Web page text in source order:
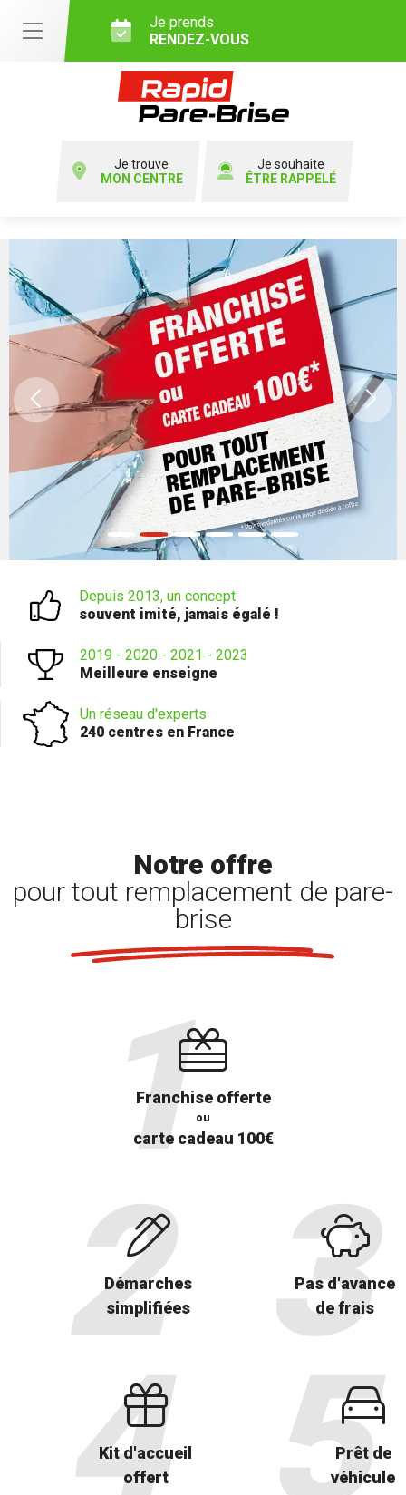
Je prends
RENDEZ-VOUS
Je trouve
MON CENTRE
Je souhaite
ÊTRE RAPPELÉ
Previous
Depuis 2013, un concept
souvent imité, jamais égalé !
2019 - 2020 - 2021 - 2023
Meilleure enseigne
Un réseau d'experts
240 centres en France
Notre offre
pour tout remplacement de pare-
brise
Franchise offerte
ou
carte cadeau 100€
Démarches
simplifiées
Pas d'avance
de frais
Kit d'accueil
offert
Prêt de
véhicule